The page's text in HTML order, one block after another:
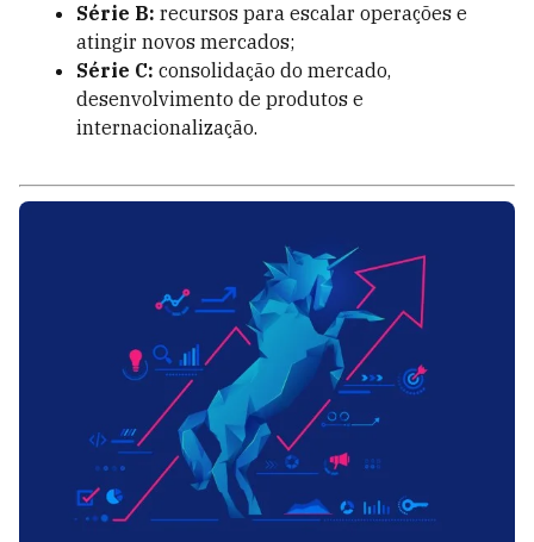
Série B: recursos para escalar operações e
atingir novos mercados;
Série C: consolidação do mercado,
desenvolvimento de produtos e
internacionalização.